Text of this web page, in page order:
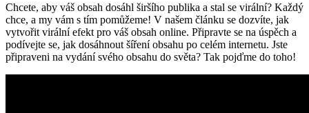
Chcete, aby váš obsah dosáhl širšího publika a stal se virální? Každý
chce, a my vám s tím pomůžeme! V našem článku se dozvíte, jak
vytvořit virální efekt pro váš obsah online. Připravte se na úspěch a
podívejte se, jak dosáhnout šíření obsahu po celém internetu. Jste
připraveni na vydání svého obsahu do světa? Tak pojďme do toho!